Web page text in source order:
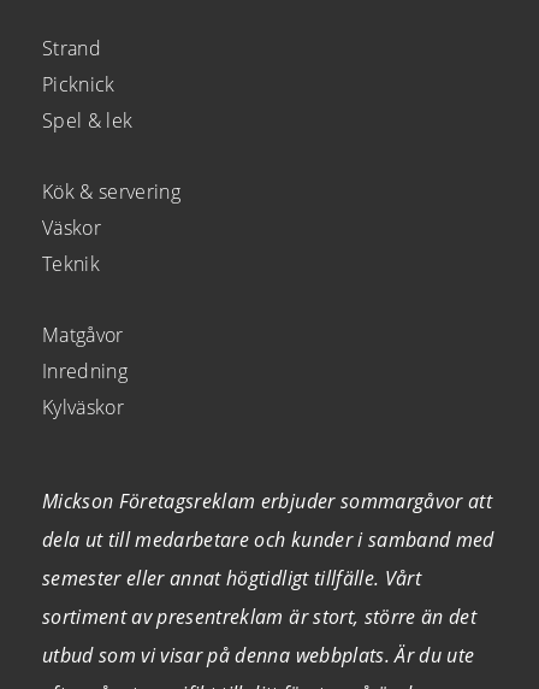
Strand
Picknick
Spel & lek
Kök & servering
Väskor
Teknik
Matgåvor
Inredning
Kylväskor
Mickson Företagsreklam erbjuder sommargåvor att
dela ut till medarbetare och kunder i samband med
semester eller annat högtidligt tillfälle. Vårt
sortiment av presentreklam är stort, större än det
utbud som vi visar på denna webbplats. Är du ute